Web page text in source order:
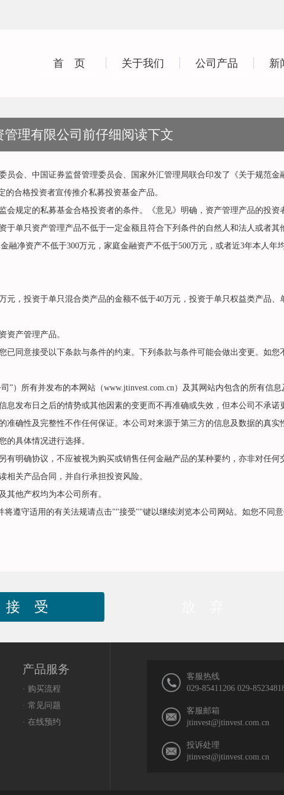
首 页 关于我们 公司产品 新
理有限公司前仔细阅读下文
会、中国证券监督管理委员会、国家外汇管理局联合印发了《关于规范金
的合格投资者宣传推介私募投资基金产品。
定的私募基金合格投资者的条件。《意见》明确，资产管理产品的投资
单只资产管理产品不低于一定金额且符合下列条件的自然人和法人或者其
资产不低于300万元，家庭金融资产不低于500万元，或者近3年本人年均
，投资于单只混合类产品的金额不低于40万元，投资于单只权益类产品、
产管理产品。
同意接受以下条款与条件的约束。下列条款与条件可能会做出变更。如您
”）所有并发布的本网站（www.jtinvest.com.cn）及其网站内包含的所有信息
发布日之后的情势或其他因素的变更而不再准确或失效，但本公司不承诺
确性及完整性不作任何保证。本公司对来源于第三方的信息及数据的真实
具体情况进行选择。
明确协议，不应被视为购买或销售任何金融产品的某种要约，亦非对任何
关产品合同，并自行承担投资风险。
他产权均为本公司所有。
守适用的有关法规请点击""接受""键以继续浏览本公司网站。如您不同意
接 受
产品服务
· 购买流程
· 常见问题
· 在线预约
客服热线
029-85411206 029-
客服邮箱
jtinvest@jtinvest.com.cn
投诉处理
jtinvest@jtinvest.com.cn